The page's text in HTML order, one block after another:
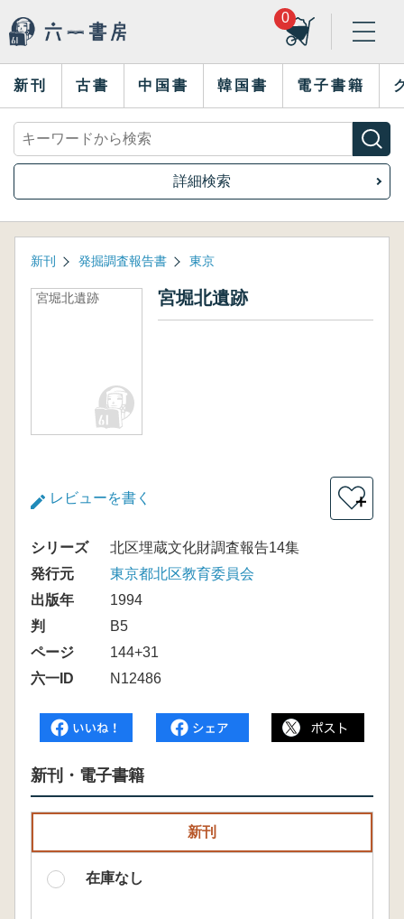
0
新刊 古書 中国書 韓国書 電子書籍
詳細検索
新刊 発掘調査報告書 東京
宮堀北遺跡 宮堀北遺跡
レビューを書く ＋
シリーズ
北区埋蔵文化財調査報告14集
発行元
東京都北区教育委員会
出版年
1994
判
B5
ページ
144+31
六一ID
N12486
新刊・電子書籍
新刊
在庫なし